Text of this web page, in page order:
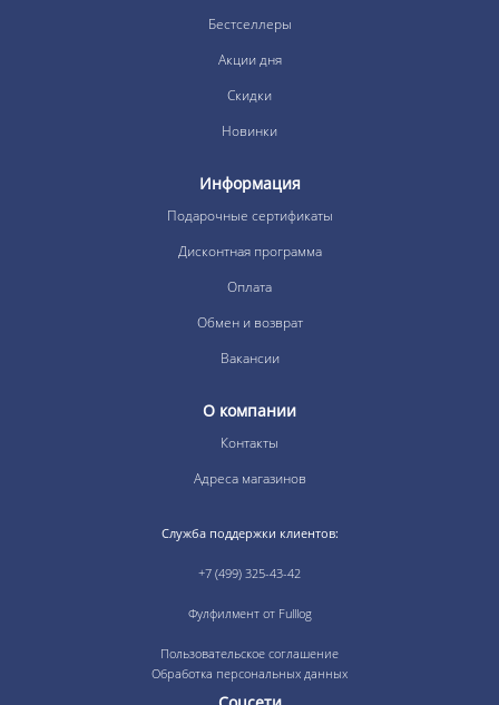
Бестселлеры
Акции дня
Скидки
Новинки
Информация
Подарочные сертификаты
Дисконтная программа
Оплата
Обмен и возврат
Вакансии
О компании
Контакты
Адреса магазинов
Служба поддержки клиентов:
+7 (499) 325-43-42
Фулфилмент от Fulllog
Пользовательское соглашение
Обработка персональных данных